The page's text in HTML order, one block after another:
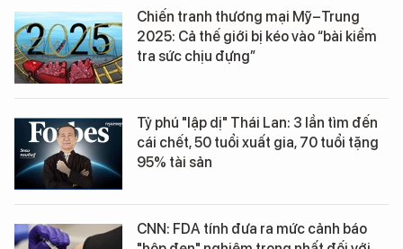
Chiến tranh thương mại Mỹ–Trung
2025: Cả thế giới bị kéo vào “bài kiểm
tra sức chịu đựng”
Tỷ phú "lập dị" Thái Lan: 3 lần tìm đến
cái chết, 50 tuổi xuất gia, 70 tuổi tặng
95% tài sản
CNN: FDA tính đưa ra mức cảnh báo